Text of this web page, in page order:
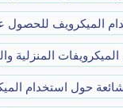
الميكرويف للحصول
المنزلية
حول استخدام